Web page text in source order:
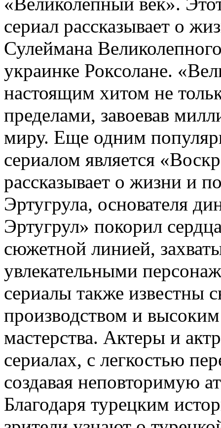
сериал рассказывает о
Сулеймана
украинке Роксолане.
настоящим хитом не
пределами, завоевав
миру. Еще одним
сериалом является
рассказывает о жизни и
Эртугрула, основателя
Эртугрул» покорил
сюжетной линией,
увлекательными
сериалы также известны
производством и
мастерства. Актеры и
сериалах, с легкостью
создавая неповторимую
Благодаря турецким